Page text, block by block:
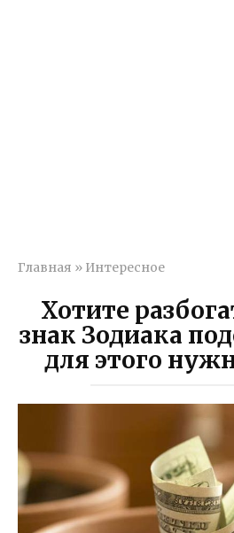
Главная » Интересное
Хотите
знак Зодиака
для этого